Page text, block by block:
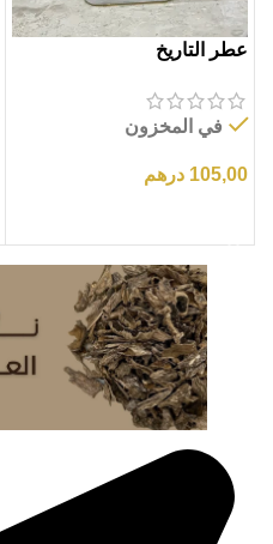
عطر التاريخ
في المخزون
105,00 درهم